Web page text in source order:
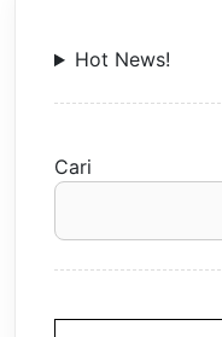
Hot News!
Cari